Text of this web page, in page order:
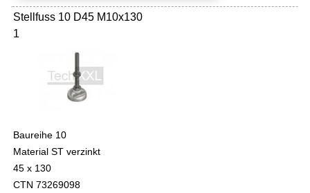
Stellfuss 10 D45 M10x130
1
Baureihe 10
Material ST verzinkt
45 x 130
CTN 73269098